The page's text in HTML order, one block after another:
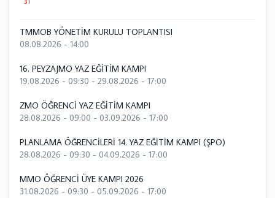
TMMOB YÖNETİM KURULU TOPLANTISI
08.08.2026 - 14:00
16. PEYZAJMO YAZ EĞİTİM KAMPI
19.08.2026 - 09:30 - 29.08.2026 - 17:00
ZMO ÖĞRENCİ YAZ EĞİTİM KAMPI
28.08.2026 - 09:00 - 03.09.2026 - 17:00
PLANLAMA ÖĞRENCİLERİ 14. YAZ EĞİTİM KAMPI (ŞPO)
28.08.2026 - 09:30 - 04.09.2026 - 17:00
MMO ÖĞRENCİ ÜYE KAMPI 2026
31.08.2026 - 09:30 - 05.09.2026 - 17:00